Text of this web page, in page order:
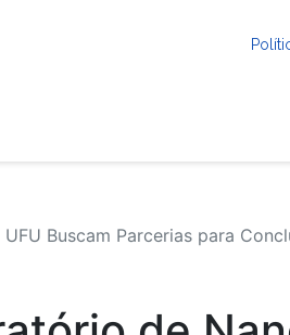
Buscam Parcerias para